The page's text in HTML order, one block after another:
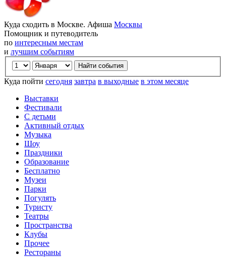
Куда сходить в Москве. Афиша Москвы
Помощник и путеводитель
по интересным местам
и лучшим событиям
Куда пойти сегодня завтра в выходные в этом месяце
Выставки
Фестивали
С детьми
Активный отдых
Музыка
Шоу
Праздники
Образование
Бесплатно
Музеи
Парки
Погулять
Туристу
Театры
Пространства
Клубы
Прочее
Рестораны